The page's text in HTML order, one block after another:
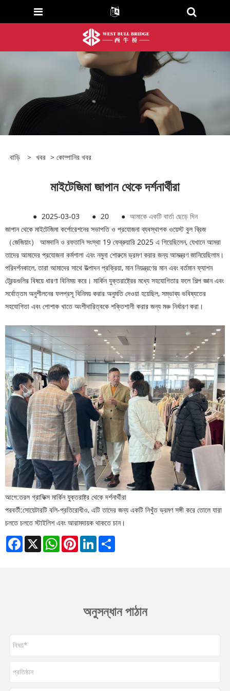
বাড়ি > খবর > কোম্পানির খবর
মাইটেজিমা জাপান থেকে দর্শনার্থীরা
● 2025-03-03 ● 20 ● আমাকে একটি বার্তা ছেড়ে দিন
জাপান থেকে মাইটেজিমা কর্পোরেশনের সভাপতি ও প্রযোজনা ব্যবস্থাপক ওয়েস্ট বুল ব্রিজ
（জেজিয়াং） আমদানি ও রফতানি সংস্থা 19 ফেব্রুয়ারি 2025 এ গিয়েছিলেন, যেখানে আমরা
তাদের আমাদের প্রযোজনা কর্মশালা এবং নমুনা শোরুমে ভ্রমণ করার জন্য আমন্ত্রণ জানিয়েছিলাম।
পরিদর্শনকালে, তারা আমাদের সাথে উত্পাদন প্রক্রিয়া, মান নিয়ন্ত্রণের মান এবং বর্তমান ফ্যাশন
ট্রেন্ডগুলির বিষয়ে ধারণা বিনিময় করে। মার্কিন যুক্তরাষ্ট্রের মধ্যে সহযোগিতার ফলে শিল্প জ্ঞান এবং
সর্বোত্তম অনুশীলনের ফলপ্রসূ বিনিময় করার অনুমতি দেওয়া হয়েছিল, সম্ভাব্য ভবিষ্যতের
সহযোগিতা এবং পোশাক খাতে অংশীদারিত্বকে শক্তিশালী করার জন্য মঞ্চ নির্ধারণ করা।
আগে:তরল গ্রাফিক্স মার্কিন যুক্তরাষ্ট্র থেকে দর্শনার্থীরা
পরবর্তী:সোয়েটারটি বলি-প্রতিরোধীও, এটি তাদের জন্য একটি নিখুঁত ভ্রমণ সঙ্গী করে তোলে যারা
চলতে চলতে স্টাইলিশ এবং আরামদায়ক থাকতে চান।
Facebook
X WhatsAppPinterestLinkedIn
অনুসন্ধান পাঠান